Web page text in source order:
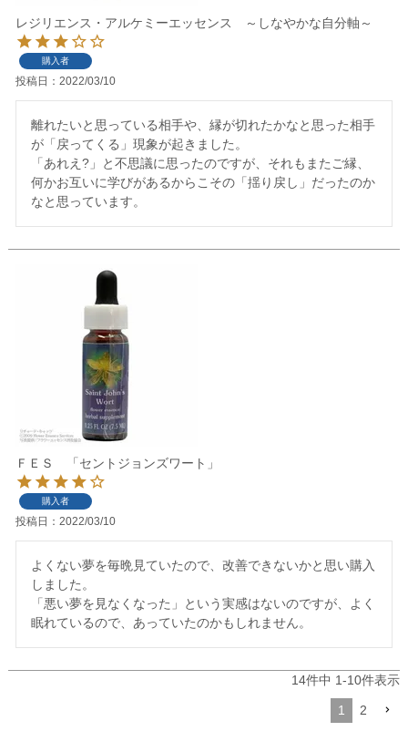
レジリエンス・アルケミーエッセンス ～しなやかな自分軸～
購入者
投稿日 2022/03/10
離れたいと思っている相手や、縁が切れたかなと思った相手
が「戻ってくる」現象が起きました。
「あれえ?」と不思議に思ったのですが、それもまたご縁、
何かお互いに学びがあるからこその「揺り戻し」だったのか
なと思っています。
ＦＥＳ 「セントジョンズワート」
購入者
投稿日 2022/03/10
よくない夢を毎晩見ていたので、改善できないかと思い購入
しました。
「悪い夢を見なくなった」という実感はないのですが、よく
眠れているので、あっていたのかもしれません。
14件中 1-10件表示
1 2